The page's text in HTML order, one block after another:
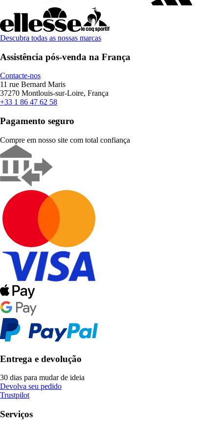
Descubra todas as nossas marcas
Assistência pós-venda na França
Contacte-nos
11 rue Bernard Maris
37270 Montlouis-sur-Loire, França
+33 1 86 47 62 58
Pagamento seguro
Compre em nosso site com total confiança
Entrega e devolução
30 dias para mudar de ideia
Devolva seu pedido
Trustpilot
Serviços